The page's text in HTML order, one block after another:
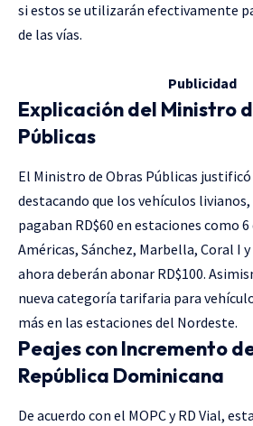
si estos se utilizarán efectivamente
de las vías.
Publicidad
Explicación del Ministro
Públicas
El Ministro de Obras Públicas
destacando que los vehículos
pagaban RD$60 en estaciones como
Américas, Sánchez, Marbella, Coral I
ahora deberán abonar RD$100.
nueva categoría tarifaria para
más en las estaciones del Nordeste.
Peajes con Incremento
República Dominicana
De acuerdo con el MOPC y RD Vial,